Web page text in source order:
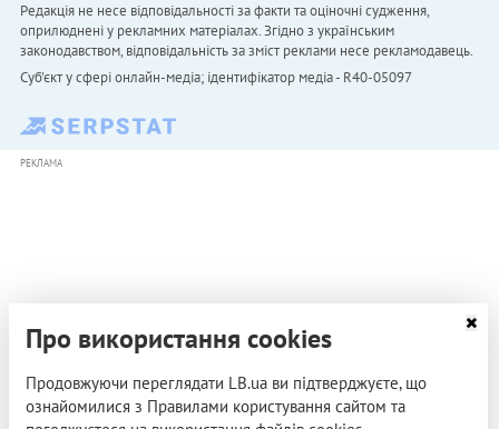
Редакція не несе відповідальності за факти та оціночні судження,
оприлюднені у рекламних матеріалах. Згідно з українським
законодавством, відповідальність за зміст реклами несе рекламодавець.
Cуб'єкт у сфері онлайн-медіа; ідентифікатор медіа - R40-05097
РЕКЛАМА
Про використання cookies
Продовжуючи переглядати LB.ua ви підтверджуєте, що
ознайомилися з Правилами користування сайтом та